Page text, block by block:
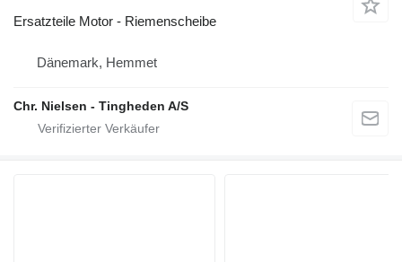
Ersatzteile Motor - Riemenscheibe
Dänemark, Hemmet
Chr. Nielsen - Tingheden A/S